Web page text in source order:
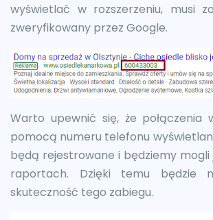
wyświetlać w rozszerzeniu, musi
zweryfikowany przez Google.
Warto upewnić się, że połączenia
pomocą numeru telefonu
będą rejestrowane i będziemy mogli
raportach. Dzięki temu będzie
skuteczność tego zabiegu.